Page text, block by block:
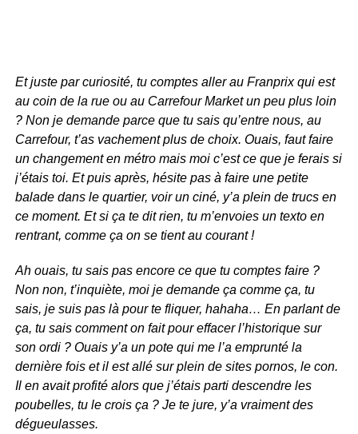
Et juste par curiosité, tu comptes aller au Franprix qui est
au coin de la rue ou au Carrefour Market un peu plus loin
? Non je demande parce que tu sais qu’entre nous, au
Carrefour, t’as vachement plus de choix. Ouais, faut faire
un changement en métro mais moi c’est ce que je ferais si
j’étais toi. Et puis après, hésite pas à faire une petite
balade dans le quartier, voir un ciné, y’a plein de trucs en
ce moment. Et si ça te dit rien, tu m’envoies un texto en
rentrant, comme ça on se tient au courant !
Ah ouais, tu sais pas encore ce que tu comptes faire ?
Non non, t’inquiète, moi je demande ça comme ça, tu
sais, je suis pas là pour te fliquer, hahaha… En parlant de
ça, tu sais comment on fait pour effacer l’historique sur
son ordi ? Ouais y’a un pote qui me l’a emprunté la
dernière fois et il est allé sur plein de sites pornos, le con.
Il en avait profité alors que j’étais parti descendre les
poubelles, tu le crois ça ? Je te jure, y’a vraiment des
dégueulasses.